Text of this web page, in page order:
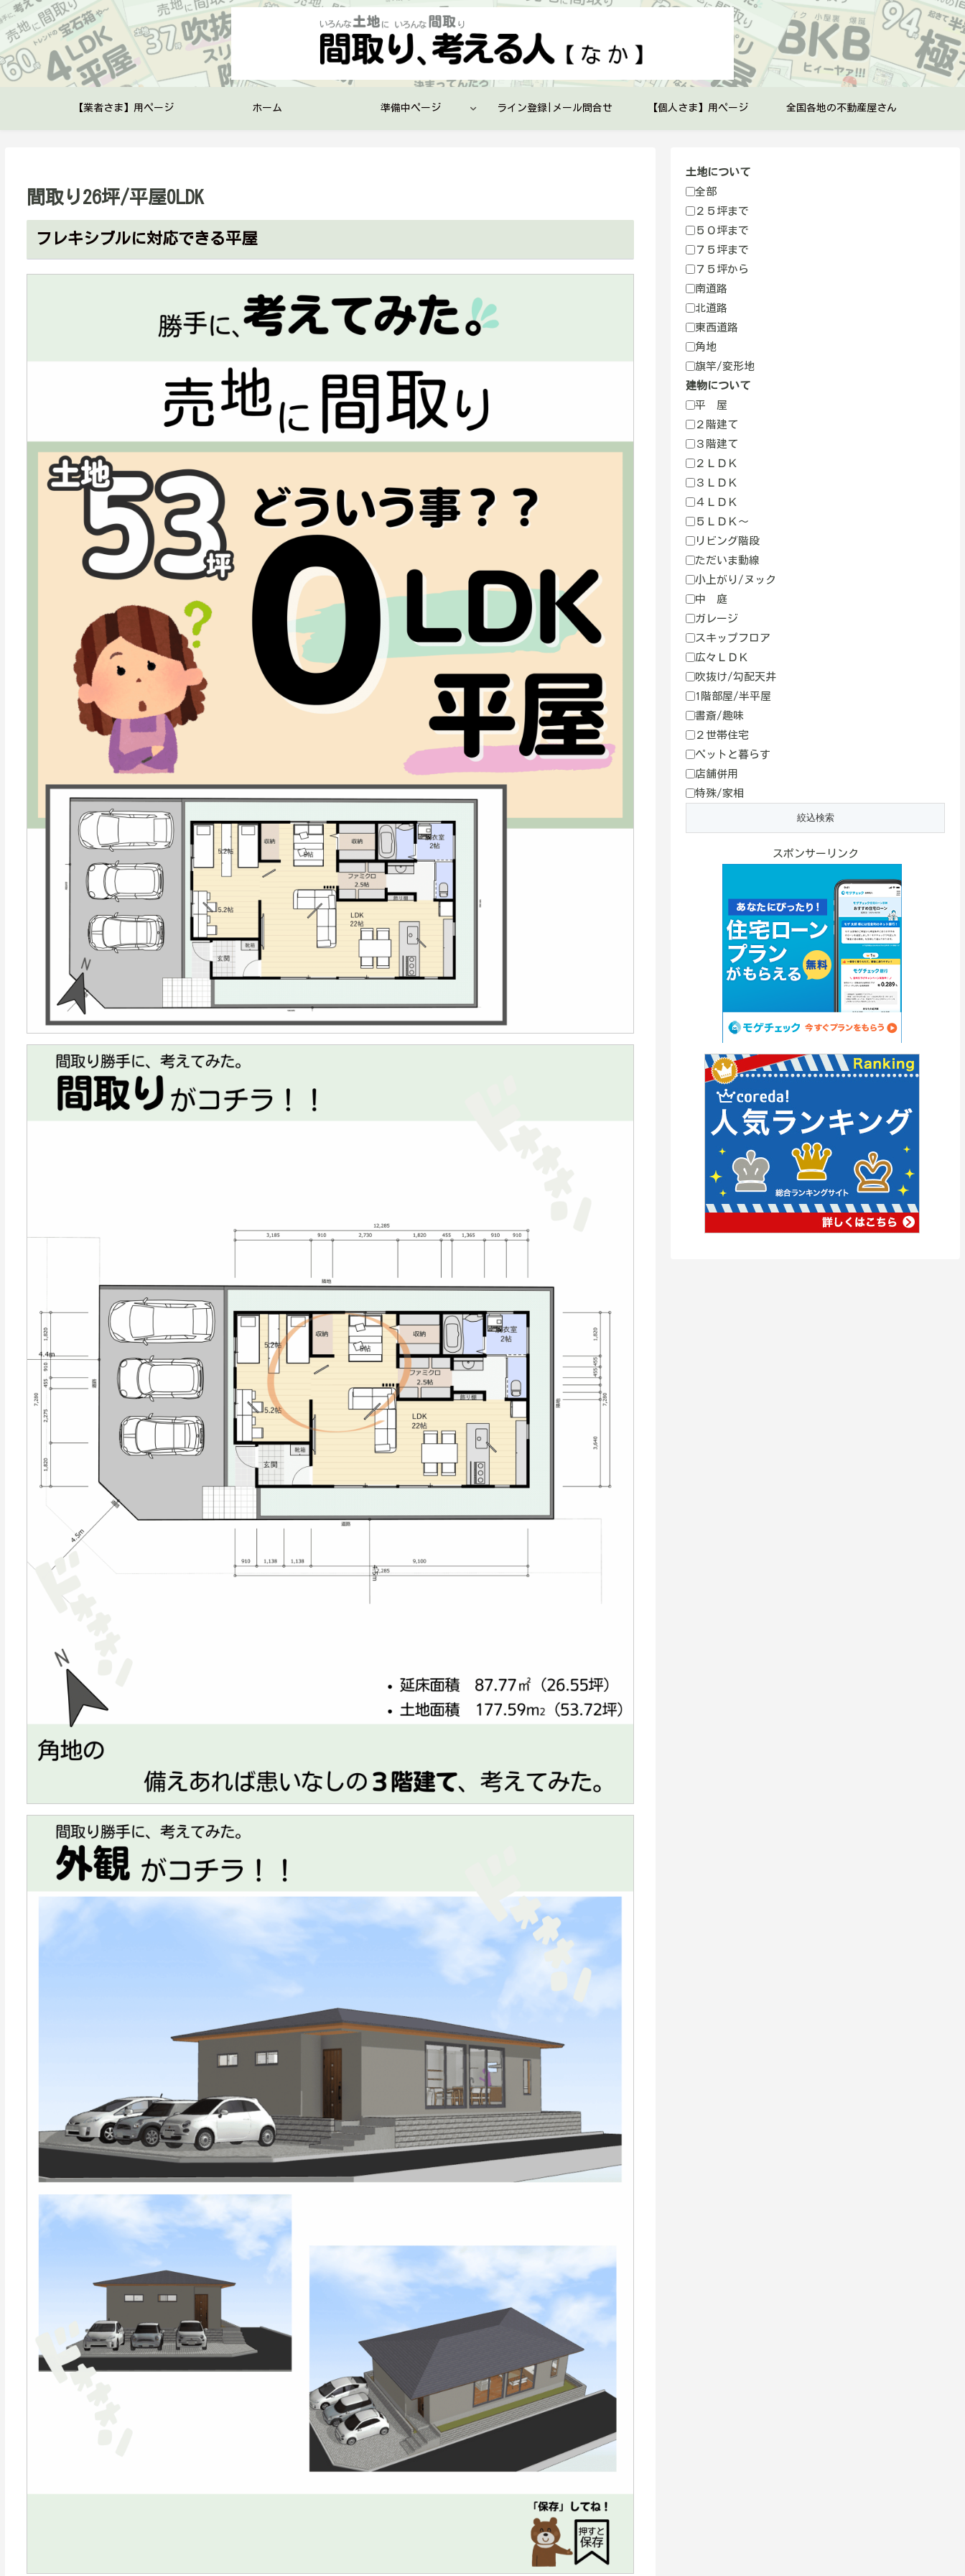
【業者さま】用ページ ホーム 準備中ページ ライン登録|メール問合せ 【個人さま】用ページ 全国各地の不動産屋さん
間取り26坪/平屋0LDK
フレキシブルに対応できる平屋
土地について
全部
２５坪まで
５０坪まで
７５坪まで
７５坪から
南道路
北道路
東西道路
角地
旗竿/変形地
建物について
平 屋
２階建て
３階建て
２ＬＤＫ
３ＬＤＫ
４ＬＤＫ
５ＬＤＫ～
リビング階段
ただいま動線
小上がり/ヌック
中 庭
ガレージ
スキップフロア
広々ＬＤＫ
吹抜け/勾配天井
1階部屋/半平屋
書斎/趣味
２世帯住宅
ペットと暮らす
店舗併用
特殊/家相
スポンサーリンク